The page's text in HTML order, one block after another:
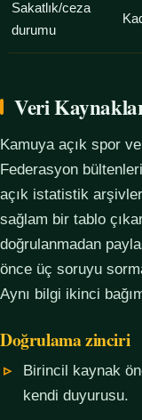
Sakatlık/ceza
durumu
Veri
Kamuya açık spor
Federasyon
açık istatistik
sağlam bir tablo
doğrulanmadan
önce üç soruyu
Aynı bilgi ikinci
Doğrulama zinciri
Birincil kaynak
kendi duyurusu.